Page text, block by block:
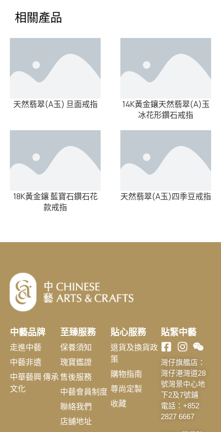
相關產品
天然翡翠(A玉) 旦面戒指
14K黃金鑲天然翡翠(A)玉
冰花形鑽石戒指
18K黃金鑲 藍寶石鑽石花
款戒指
天然翡翠(A玉)四季豆戒指
中藝品牌
走進中藝
中藝非遺
中華藝興 傳承
文化
至臻服務
保養須知
瑰寶鑑證
售後服務
中藝會員制度
聯絡我們
店舖地址
貼心服務
退貨及換貨政
策
購物指南
尊尚定製
收藏
貼緊中藝
灣仔旗艦店：
灣仔港灣道28
號灣景中心地
下2及7號鋪
電話：+852
2827 6667